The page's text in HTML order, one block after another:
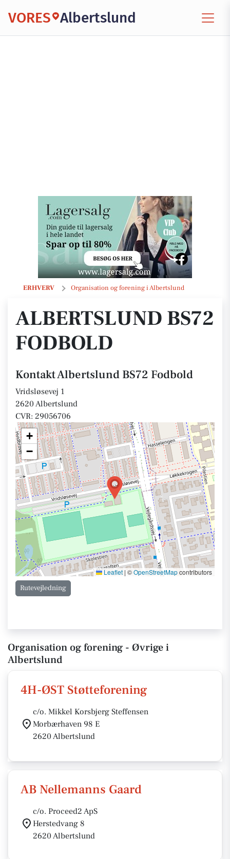
VORES Albertslund
ERHVERV Organisation og forening i Albertslund
Albertslund BS72 Fodbold
ALBERTSLUND BS72
FODBOLD
Kontakt Albertslund BS72 Fodbold
Vridsløsevej 1
2620 Albertslund
CVR: 29056706
+
−
Leaflet | ©OpenStreetMapcontributors
Rutevejledning
Organisation og forening - Øvrige i
Albertslund
4H-ØST Støtteforening
c/o. Mikkel Korsbjerg Steffensen
Morbærhaven 98 E
2620 Albertslund
AB Nellemanns Gaard
c/o. Proceed2 ApS
Herstedvang 8
2620 Albertslund